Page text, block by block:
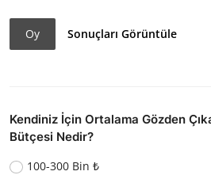
Oy Sonuçları Görüntüle
Kendiniz İçin Ortalama Gözden
Bütçesi Nedir?
100-300 Bin ₺